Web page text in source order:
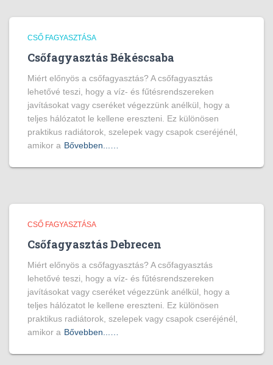
CSŐ FAGYASZTÁSA
Csőfagyasztás Békéscsaba
Miért előnyös a csőfagyasztás? A csőfagyasztás
lehetővé teszi, hogy a víz- és fűtésrendszereken
javításokat vagy cseréket végezzünk anélkül, hogy a
teljes hálózatot le kellene ereszteni. Ez különösen
praktikus radiátorok, szelepek vagy csapok cseréjénél,
amikor a Bővebben...…
CSŐ FAGYASZTÁSA
Csőfagyasztás Debrecen
Miért előnyös a csőfagyasztás? A csőfagyasztás
lehetővé teszi, hogy a víz- és fűtésrendszereken
javításokat vagy cseréket végezzünk anélkül, hogy a
teljes hálózatot le kellene ereszteni. Ez különösen
praktikus radiátorok, szelepek vagy csapok cseréjénél,
amikor a Bővebben...…